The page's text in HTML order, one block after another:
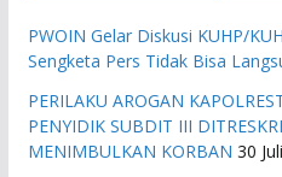
PWOIN Gelar Diskusi KUHP/
Sengketa Pers Tidak Bisa
PERILAKU AROGAN
PENYIDIK SUBDIT III
MENIMBULKAN KORBAN 30